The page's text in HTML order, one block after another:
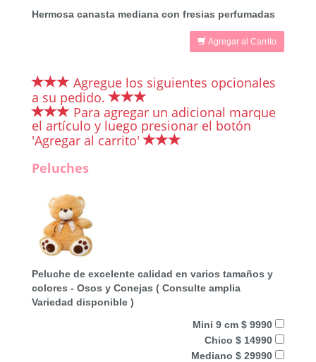
Hermosa canasta mediana con fresias perfumadas
Agregar al Carrito
Agregue los siguientes opcionales
a su pedido.
Para agregar un adicional marque
el artículo y luego presionar el botón
'Agregar al carrito'
Peluches
Peluche de excelente calidad en varios tamaños y
colores - Osos y Conejas ( Consulte amplia
Variedad disponible )
Mini 9 cm $ 9990
Chico $ 14990
Mediano $ 29990